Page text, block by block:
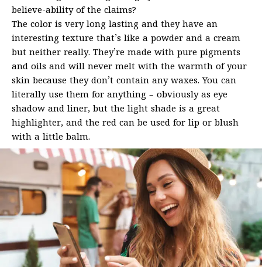
believe-ability of the claims?
The color is very long lasting and they have an
interesting texture that’s like a powder and a cream
but neither really. They’re made with pure pigments
and oils and will never melt with the warmth of your
skin because they don’t contain any waxes. You can
literally use them for anything – obviously as eye
shadow and liner, but the light shade is a great
highlighter, and the red can be used for lip or blush
with a little balm.